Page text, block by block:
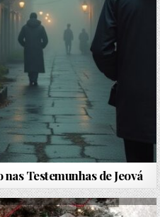
Testemunhas de Jeová